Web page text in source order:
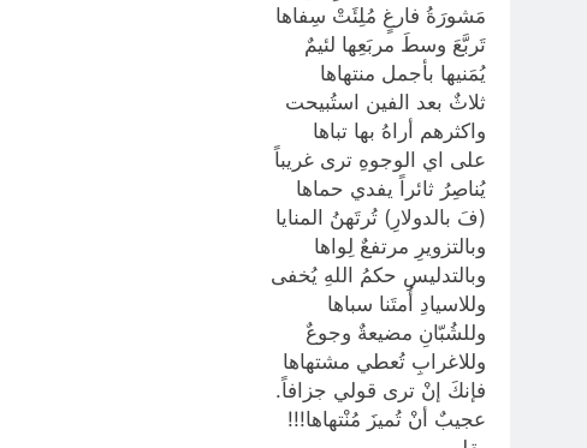
مَشورَةُ فارغٍ مُلِئَتْ سِفاها
تَربَّعَ وسطَ مربَعِها لئيمٌ
يُمَنيها بأجمل منتهاها
ثلاثٌ بعد الفين استُبيحت
واكثرهم أراهُ بها تباها
على اي الوجوهِ ترى غريباً
يُناصِرُ ثائراً يفدي حماها
(فَ بالدولارِ) تُرتَهنُ المنايا
وبالتزويرِ مرتفعٌ لِواها
وبالتدليسِ حكمُ اللهِ يُخفى
وللاسيادِ أُمتَنا سباها
وللشُبّانِ مضيعةٌ وجوعٌ
وللاغرابِ تُعطي مشتهاها
فإنكَ إنْ ترى قولي جزافاً.
عجيبٌ أنْ تُميزَ مُنْتهاها!!!